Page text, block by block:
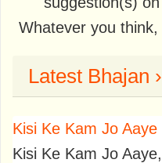
Whatever you
Latest Bhajan ›
Kisi Ke Kam Jo
Kisi Ke Kam Jo